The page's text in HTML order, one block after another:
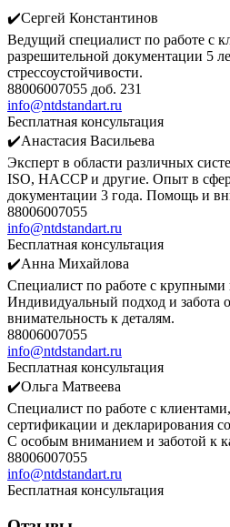
✔️Сергей Константинов
Ведущий специалист по работе с
разрешительной документации 5
стрессоустойчивости.
88006007055 доб. 231
info@ntdstandart.ru
Бесплатная консультация
✔️Анастасия Васильева
Эксперт в области различных
ISO, HACCP и другие. Опыт в
документации 3 года. Помощь и
88006007055
info@ntdstandart.ru
Бесплатная консультация
✔️Анна Михайлова
Специалист по работе с
Индивидуальный подход и забота
внимательность к деталям.
88006007055
info@ntdstandart.ru
Бесплатная консультация
✔️Ольга Матвеева
Специалист по работе с
сертификации и декларирования
С особым вниманием и заботой к
88006007055
info@ntdstandart.ru
Бесплатная консультация